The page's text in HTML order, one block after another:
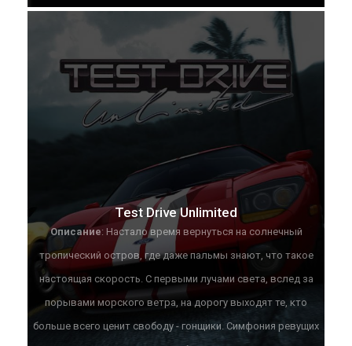
Test Drive Unlimited
Описание: Настало время вернуться на солнечный
тропический остров, где даже пальмы знают, что такое
настоящая скорость. С первыми лучами света, вслед за
порывами морского ветра, на дорогу выходят те, кто
больше всего ценит свободу - гонщики. Симфония ревущих